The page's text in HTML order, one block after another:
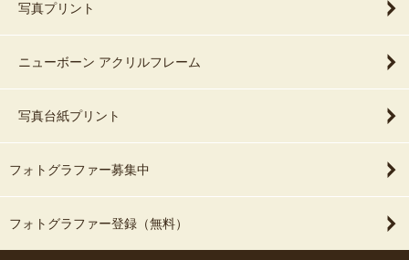
写真プリント
ニューボーン アクリルフレーム
写真台紙プリント
フォトグラファー募集中
フォトグラファー登録（無料）